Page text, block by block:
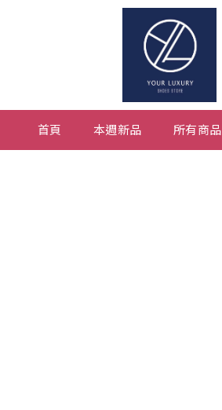
首頁 本週新品 所有商品